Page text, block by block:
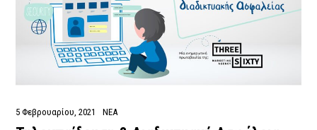
5 Φεβρουαρίου, 2021 ΝΕΑ